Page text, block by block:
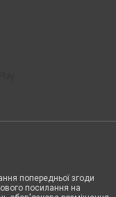
попередньої згоди
посилання на